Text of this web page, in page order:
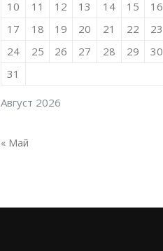
Август 2026
10
11 12 13 14 15
16
17
18 19 20 21 22
23
24
25 26 27 28 29
30
31
« Май